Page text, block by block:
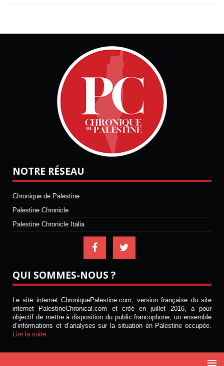
NOTRE RÉSEAU
Chronique de Palestine
Palestine Chronicle
Palestine Chronicle Italia
QUI SOMMES-NOUS ?
Le site internet ChroniquePalestine.com, version française du site
internet PalestineChronical.com et créé en juillet 2016, a pour
objectif de mettre à disposition du public francophone, un ensemble
d’informations et d’analyses sur la situation en Palestine occupée.
Lire la suite